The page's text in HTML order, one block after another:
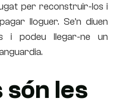
per reconstruir-los i
lloguer. Se’n diuen
i podeu llegar-ne un
són les